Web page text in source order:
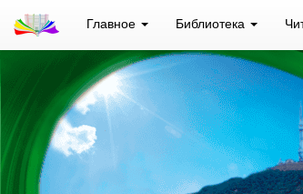
Главное Библиотека